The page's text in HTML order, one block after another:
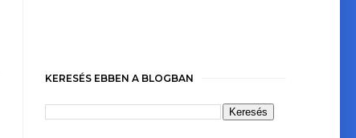
KERESÉS EBBEN A BLOGBAN